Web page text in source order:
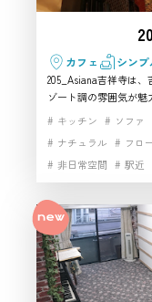
カフェ シン
205_Asiana吉祥寺は
ゾート調の雰囲気が魅
ァが映えるため、自然
すく、武蔵野市で雰
ています。SNS撮影や
数利用にも適しており
すい一室です。
キッチン ソファ
ナチュラル
フロ
非日常空間
駅近